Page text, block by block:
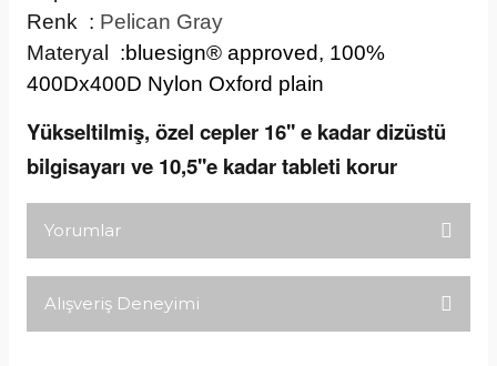
Renk : Pelican Gray
Materyal :bluesign® approved, 100%
400Dx400D Nylon Oxford plain
Yükseltilmiş, özel cepler 16'' e kadar dizüstü
bilgisayarı ve 10,5''e kadar tableti korur
Yorumlar
Alışveriş Deneyimi